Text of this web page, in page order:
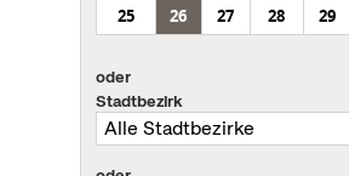
25
26 27 28 29
oder
Stadtbezirk